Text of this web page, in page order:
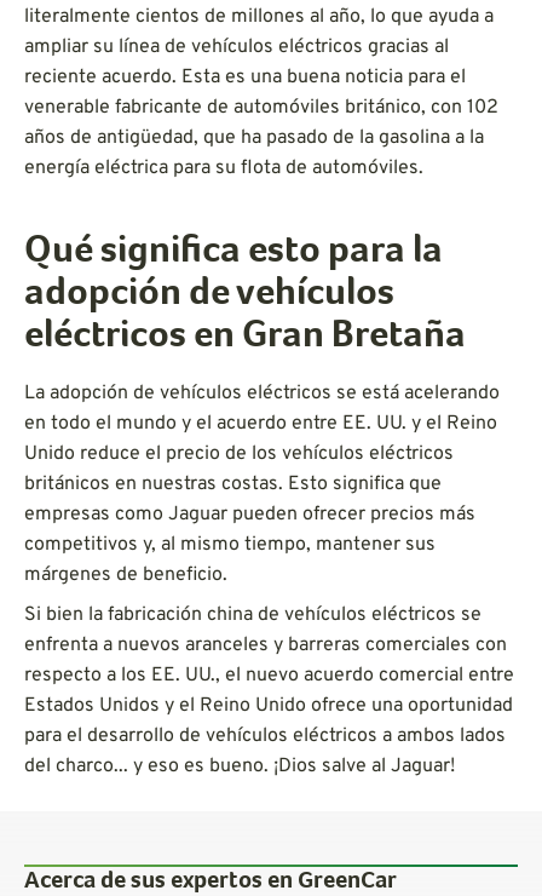
literalmente cientos de millones al año, lo que ayuda a
ampliar su línea de vehículos eléctricos gracias al
reciente acuerdo. Esta es una buena noticia para el
venerable fabricante de automóviles británico, con 102
años de antigüedad, que ha pasado de la gasolina a la
energía eléctrica para su flota de automóviles.
Qué significa esto para la
adopción de vehículos
eléctricos en Gran Bretaña
La adopción de vehículos eléctricos se está acelerando
en todo el mundo y el acuerdo entre EE. UU. y el Reino
Unido reduce el precio de los vehículos eléctricos
británicos en nuestras costas. Esto significa que
empresas como Jaguar pueden ofrecer precios más
competitivos y, al mismo tiempo, mantener sus
márgenes de beneficio.
Si bien la fabricación china de vehículos eléctricos se
enfrenta a nuevos aranceles y barreras comerciales con
respecto a los EE. UU., el nuevo acuerdo comercial entre
Estados Unidos y el Reino Unido ofrece una oportunidad
para el desarrollo de vehículos eléctricos a ambos lados
del charco... y eso es bueno. ¡Dios salve al Jaguar!
Acerca de sus expertos en GreenCar